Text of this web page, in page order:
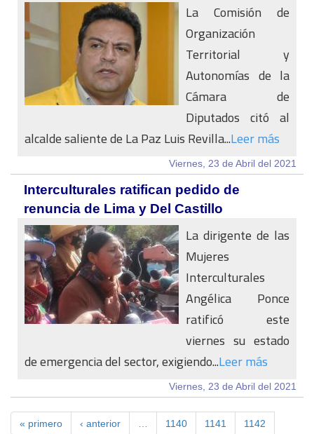
La Comisión de
Organización
Territorial y
Autonomías de la
Cámara de
Diputados citó al
alcalde saliente de La Paz Luis Revilla...Leer más
Viernes, 23 de Abril del 2021
Interculturales ratifican pedido de
renuncia de Lima y Del Castillo
La dirigente de las
Mujeres
Interculturales
Angélica Ponce
ratificó este
viernes su estado
de emergencia del sector, exigiendo...Leer más
Viernes, 23 de Abril del 2021
« primero ‹ anterior 1140 1141 1142